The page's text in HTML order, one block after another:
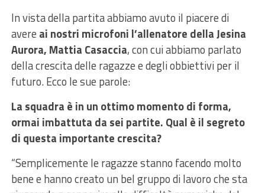
In vista della partita abbiamo avuto il piacere di
avere ai nostri microfoni l’allenatore della Jesina
Aurora, Mattia Casaccia, con cui abbiamo parlato
della crescita delle ragazze e degli obbiettivi per il
futuro. Ecco le sue parole:
La squadra è in un ottimo momento di forma,
ormai imbattuta da sei partite. Qual è il segreto
di questa importante crescita?
“Semplicemente le ragazze stanno facendo molto
bene e hanno creato un bel gruppo di lavoro che sta